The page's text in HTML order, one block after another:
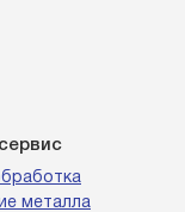
металла